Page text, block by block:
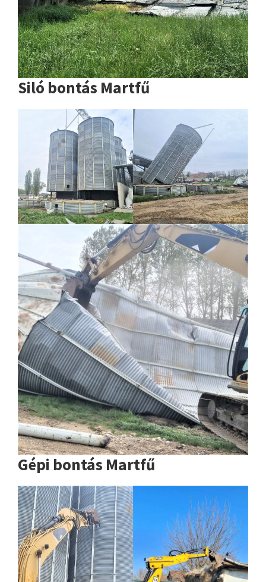
Siló bontás Martfű
Gépi bontás Martfű